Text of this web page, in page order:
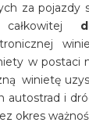
za pojazdy
całkowitej
w postaci
winietę
autostrad i
okres